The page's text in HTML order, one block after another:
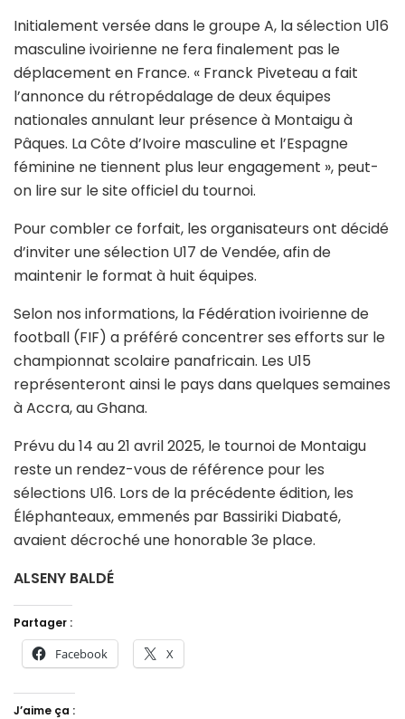
Initialement versée dans le groupe A, la sélection U16
masculine ivoirienne ne fera finalement pas le
déplacement en France. « Franck Piveteau a fait
l’annonce du rétropédalage de deux équipes
nationales annulant leur présence à Montaigu à
Pâques. La Côte d’Ivoire masculine et l’Espagne
féminine ne tiennent plus leur engagement », peut-
on lire sur le site officiel du tournoi.
Pour combler ce forfait, les organisateurs ont décidé
d’inviter une sélection U17 de Vendée, afin de
maintenir le format à huit équipes.
Selon nos informations, la Fédération ivoirienne de
football (FIF) a préféré concentrer ses efforts sur le
championnat scolaire panafricain. Les U15
représenteront ainsi le pays dans quelques semaines
à Accra, au Ghana.
Prévu du 14 au 21 avril 2025, le tournoi de Montaigu
reste un rendez-vous de référence pour les
sélections U16. Lors de la précédente édition, les
Éléphanteaux, emmenés par Bassiriki Diabaté,
avaient décroché une honorable 3e place.
ALSENY BALDÉ
Partager :
Facebook X
J’aime ça :